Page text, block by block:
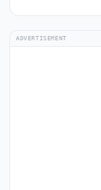
ADVERTISEMENT